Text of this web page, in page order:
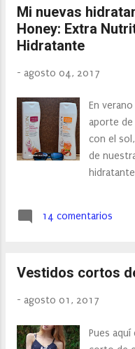
Mi nuevas
Honey: Extra
Hidratante
- agosto 04, 2017
En
aporte de
con el
de
naturales
Nutritiva ,
más de
14 comentarios
Vestidos cortos
- agosto 01, 2017
Pues